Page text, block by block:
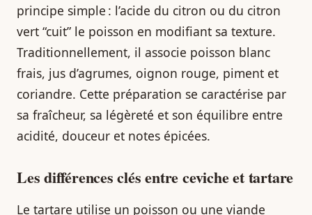
principe simple : l’acide du citron ou du citron
vert “cuit” le poisson en modifiant sa texture.
Traditionnellement, il associe poisson blanc
frais, jus d’agrumes, oignon rouge, piment et
coriandre. Cette préparation se caractérise par
sa fraîcheur, sa légèreté et son équilibre entre
acidité, douceur et notes épicées.
Les différences clés entre ceviche et tartare
Le tartare utilise un poisson ou une viande